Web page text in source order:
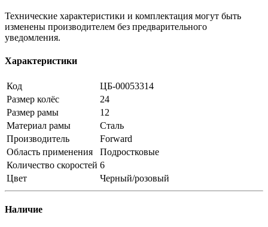
Технические характеристики и комплектация могут быть
изменены производителем без предварительного
уведомления.
Характеристики
Код
ЦБ-00053314
Размер колёс
24
Размер рамы
12
Материал рамы
Сталь
Производитель
Forward
Область применения
Подростковые
Количество скоростей 6
Цвет
Черный/розовый
Наличие